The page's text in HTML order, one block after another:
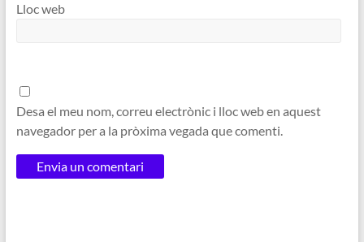
Lloc web
Desa el meu nom, correu electrònic i lloc web en aquest
navegador per a la pròxima vegada que comenti.